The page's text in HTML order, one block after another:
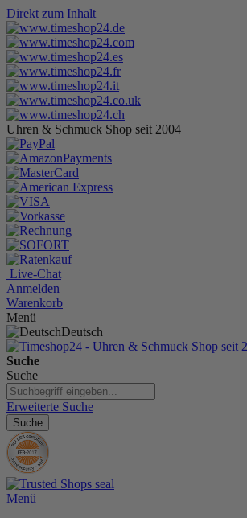
Direkt zum Inhalt
Uhren & Schmuck Shop seit 2004
Live-Chat
Anmelden
Warenkorb
Menü
Deutsch
Suche
Suche
Erweiterte Suche
Suche
Menü